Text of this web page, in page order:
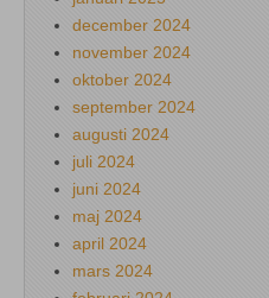
december 2024
november 2024
oktober 2024
september 2024
augusti 2024
juli 2024
juni 2024
maj 2024
april 2024
mars 2024